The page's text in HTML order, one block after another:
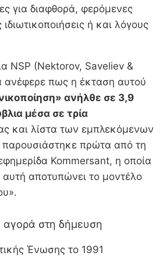
για διαφθορά, φερόμενες
ή και λόγους
NSP (Nektorov, Saveliev &
πως η έκταση αυτού
ανήλθε σε 3,9
μέσα σε τρία
και λίστα των εμπλεκόμενων
παρουσιάστηκε πρώτα από τη
Kommersant, η οποία
αποτυπώνει το μοντέλο
αγορά στη δήμευση
Ένωσης το 1991